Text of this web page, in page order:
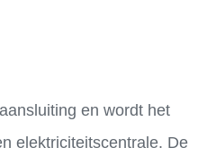
en wordt het
elektriciteitscentrale. De